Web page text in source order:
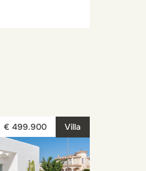
Villa
€ 499.900